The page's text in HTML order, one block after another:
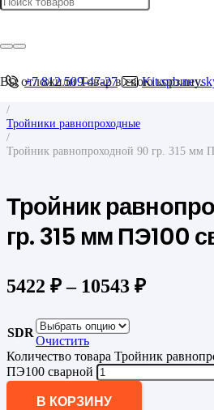
+7 812 509-47-27
Вы отложилиТоварв свою корзину.
Главная
/
/
Тройники равнопроходные
/
Тройник равнопроходной 90 гр. 315 мм
Тройник
гр. 315 мм ПЭ100
5422 ₽– 10543 ₽
SDR
Очистить
Количество товара Тройник
ПЭ100 сварной
В КОРЗИНУ